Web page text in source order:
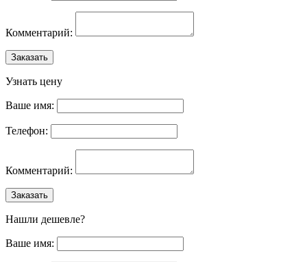
Комментарий:
Заказать
Узнать цену
Ваше имя:
Телефон:
Комментарий:
Заказать
Нашли дешевле?
Ваше имя: